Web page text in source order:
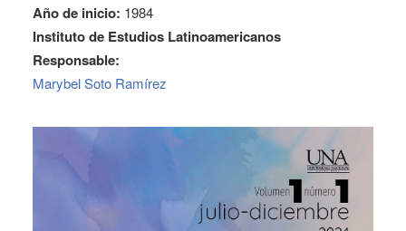
Año de inicio: 1984
Instituto de Estudios Latinoamericanos
Responsable:
Marybel Soto Ramírez